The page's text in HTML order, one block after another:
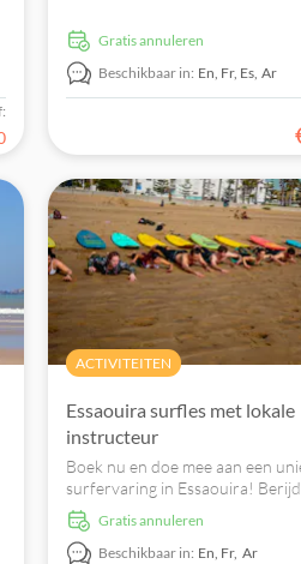
Gratis annuleren
Beschikbaar in: En, Fr, Es, Ar
ACTIVITEITEN
Essaouira surfles met lokale
instructeur
Boek nu en doe mee aan een
surfervaring in Essaouira! Berijd
zelfverzekerd de golven,
een vriendelijke lokale instructeur,
ongeacht je vaardigheidsniveau.
Gratis annuleren
Beschikbaar in: En, Fr, Ar